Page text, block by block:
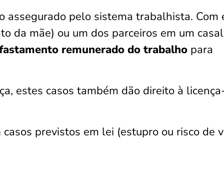
assegurado pelo sistema trabalhista. Com
da mãe) ou um dos parceiros em um casal
remunerado do trabalho para
estes casos também dão direito à
previstos em lei (estupro ou risco de